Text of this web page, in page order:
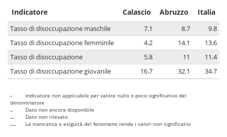
Indicatore Calascio Abruzzo Italia
Tasso di disoccupazione maschile 7.1 8.7
9.8
Tasso di disoccupazione femminile
4.2 14.1
13.6
Tasso di disoccupazione
5.8 11
11.4
Tasso di disoccupazione giovanile
16.7 32.1 34.7
-
Indicatore non applicabile per valore nullo o poco significativo del
denominatore
..
Dato non ancora disponibile
...
Dato non rilevato
....
La mancanza o esiguità del fenomeno rende i valori non significativi